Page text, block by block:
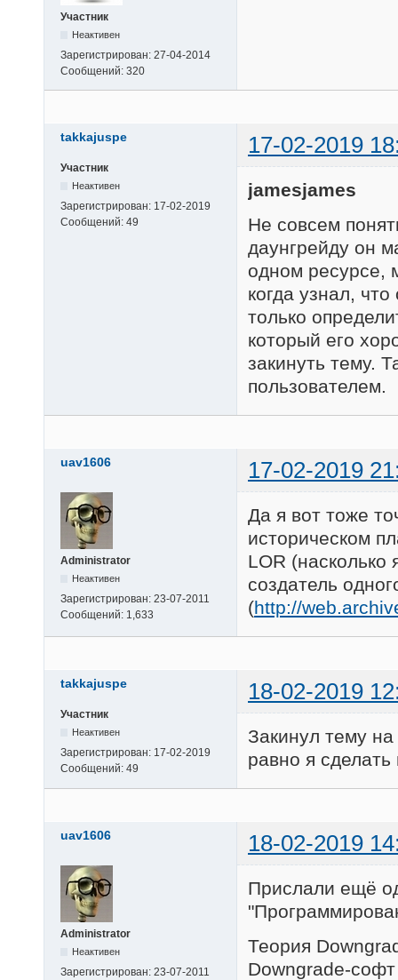
Участник
Неактивен
Зарегистрирован: 27-04-2014
Сообщений: 320
takkajuspe 17-02-2019
Участник
Неактивен
Зарегистрирован: 17-02-2019
Сообщений: 49
jamesjames
Не совсем
даунгрейду он
одном ресурсе,
когда узнал,
только
который его
закинуть тему.
пользователем.
uav1606 17-02-2019
Administrator
Неактивен
Зарегистрирован: 23-07-2011
Сообщений: 1,633
Да я вот тоже
историческом
LOR
создатель
(http://
takkajuspe 18-02-2019
Участник
Неактивен
Зарегистрирован: 17-02-2019
Сообщений: 49
Закинул тему
равно я сделать
uav1606 18-02-2019
Administrator
Неактивен
Зарегистрирован: 23-07-2011
Прислали ещё
Теория
Downgrade-